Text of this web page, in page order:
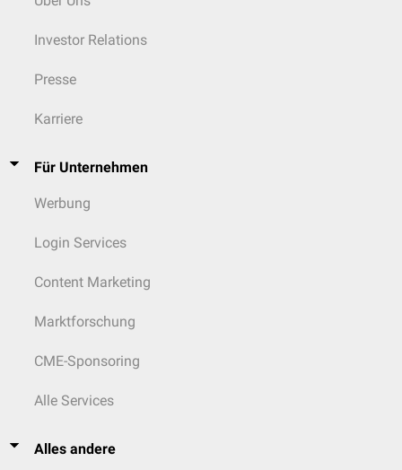
Investor Relations
Presse
Karriere
Für Unternehmen
Werbung
Login Services
Content Marketing
Marktforschung
CME-Sponsoring
Alle Services
Alles andere